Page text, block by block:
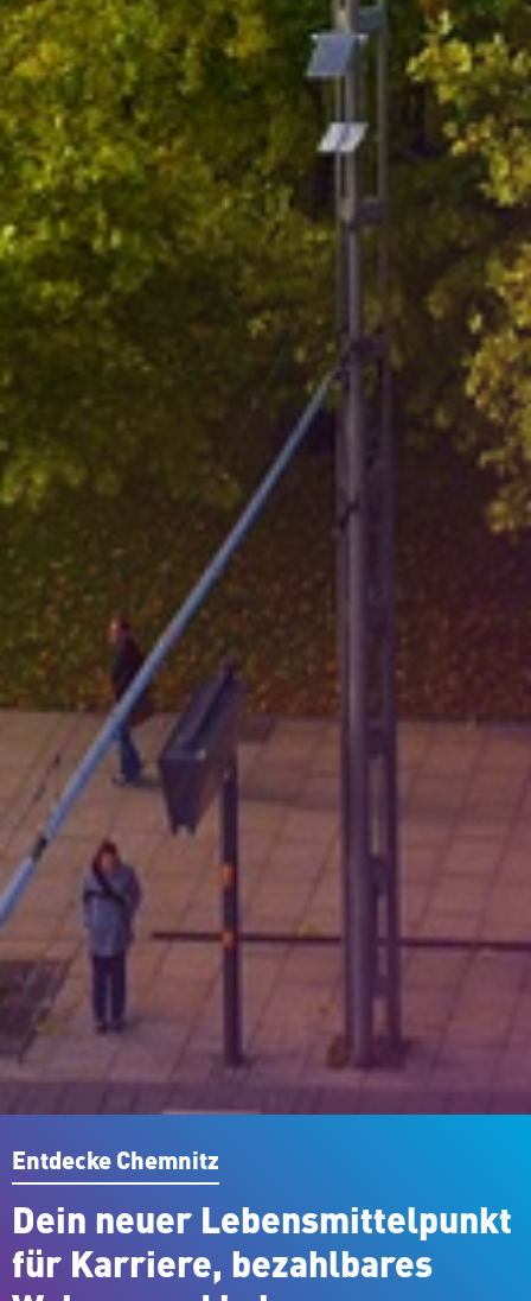
Entdecke Chemnitz
Dein neuer Le­bens­mit­tel­punkt
für Karriere, be­zahl­ba­res